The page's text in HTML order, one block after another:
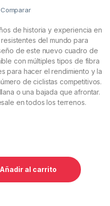
Comparar
de historia y experiencia en
del mundo para
de este nuevo cuadro de
con múltiples tipos de fibra
para hacer el rendimiento y la
de ciclistas competitivos.
o una bajada que afrontar.
en todos los terrenos.
RIVAL ETAP AXS IMPULSE
Añadir al carrito